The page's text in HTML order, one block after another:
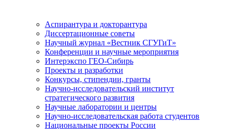
Аспирантура и докторантура
Диссертационные советы
Научный журнал «Вестник СГУГиТ»
Конференции и научные мероприятия
Интерэкспо ГЕО-Сибирь
Проекты и разработки
Конкурсы, стипендии, гранты
Научно-исследовательский институт
стратегического развития
Научные лаборатории и центры
Научно-исследовательская работа студентов
Национальные проекты России